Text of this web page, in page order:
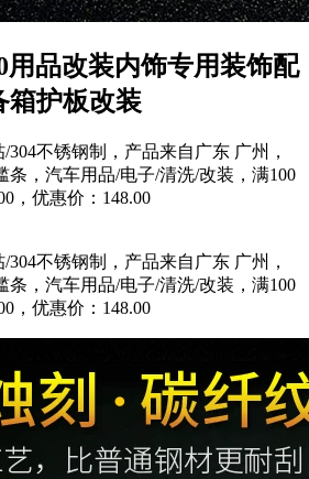
用品改装内饰专用装饰配
箱护板改装
不锈钢制，产品来自广东 广州，
条，汽车用品/电子/清洗/改装，满100
，优惠价：148.00
不锈钢制，产品来自广东 广州，
条，汽车用品/电子/清洗/改装，满100
，优惠价：148.00